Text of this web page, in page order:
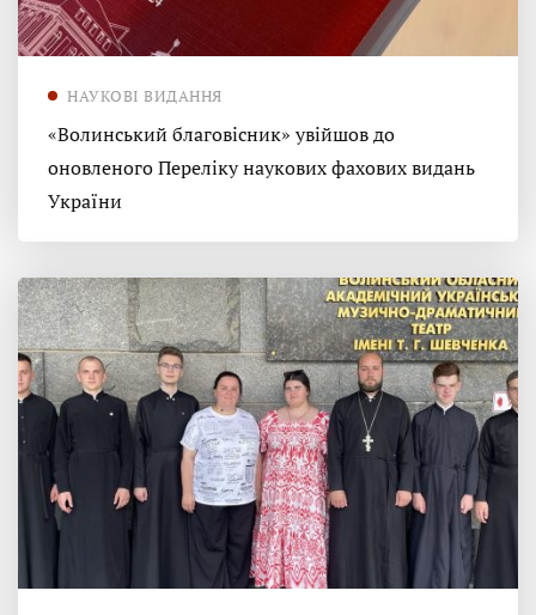
НАУКОВІ ВИДАННЯ
«Волинський благовісник» увійшов до
оновленого Переліку наукових фахових видань
України